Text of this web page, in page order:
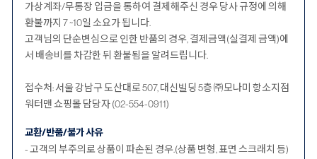
가상계좌/무통장 입금을 통하여 결제해주신 경우 당사 규정에 의해
환불까지 7 ~10일 소요가 됩니다.
고객님의 단순변심으로 인한 반품의 경우, 결제금액(실결제 금액)에
서 배송비를 차감한 뒤 환불됨을 알려드립니다.
접수처: 서울 강남구 도산대로 507, 대신빌딩 5층 ㈜모나미 항소지점
워터맨 쇼핑몰 담당자 (02-554-0911)
교환/반품/불가 사유
- 고객의 부주의로 상품이 파손된 경우.(상품 변형, 표면 스크래치 등)